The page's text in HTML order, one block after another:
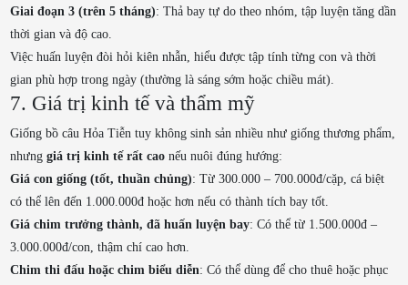
Giai đoạn 3 (trên 5 tháng): Thả bay tự do theo nhóm, tập luyện tăng dần
thời gian và độ cao.
Việc huấn luyện đòi hỏi kiên nhẫn, hiểu được tập tính từng con và thời
gian phù hợp trong ngày (thường là sáng sớm hoặc chiều mát).
7. Giá trị kinh tế và thẩm mỹ
Giống bồ câu Hỏa Tiễn tuy không sinh sản nhiều như giống thương phẩm,
nhưng giá trị kinh tế rất caonếu nuôi đúng hướng:
Giá con giống (tốt, thuần chủng): Từ 300.000 – 700.000đ/cặp, cá biệt
có thể lên đến 1.000.000đ hoặc hơn nếu có thành tích bay tốt.
Giá chim trưởng thành, đã huấn luyện bay: Có thể từ 1.500.000đ –
3.000.000đ/con, thậm chí cao hơn.
Chim thi đấu hoặc chim biểu diễn: Có thể dùng để cho thuê hoặc phục